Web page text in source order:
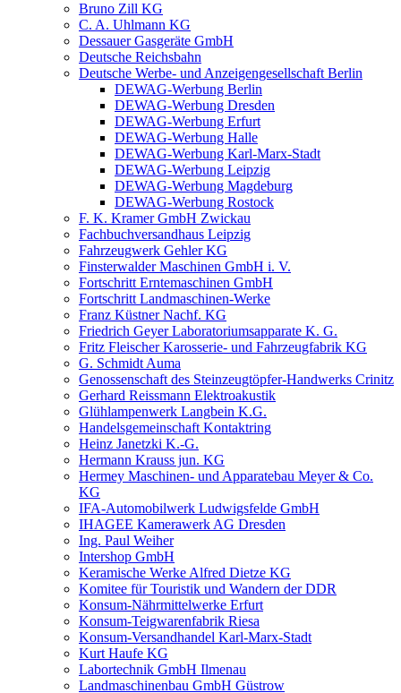
Bruno Zill KG
C. A. Uhlmann KG
Dessauer Gasgeräte GmbH
Deutsche Reichsbahn
Deutsche Werbe- und Anzeigengesellschaft Berlin
DEWAG-Werbung Berlin
DEWAG-Werbung Dresden
DEWAG-Werbung Erfurt
DEWAG-Werbung Halle
DEWAG-Werbung Karl-Marx-Stadt
DEWAG-Werbung Leipzig
DEWAG-Werbung Magdeburg
DEWAG-Werbung Rostock
F. K. Kramer GmbH Zwickau
Fachbuchversandhaus Leipzig
Fahrzeugwerk Gehler KG
Finsterwalder Maschinen GmbH i. V.
Fortschritt Erntemaschinen GmbH
Fortschritt Landmaschinen-Werke
Franz Küstner Nachf. KG
Friedrich Geyer Laboratoriumsapparate K. G.
Fritz Fleischer Karosserie- und Fahrzeugfabrik KG
G. Schmidt Auma
Genossenschaft des Steinzeugtöpfer-Handwerks Crinitz
Gerhard Reissmann Elektroakustik
Glühlampenwerk Langbein K.G.
Handelsgemeinschaft Kontaktring
Heinz Janetzki K.-G.
Hermann Krauss jun. KG
Hermey Maschinen- und Apparatebau Meyer & Co.
KG
IFA-Automobilwerk Ludwigsfelde GmbH
IHAGEE Kamerawerk AG Dresden
Ing. Paul Weiher
Intershop GmbH
Keramische Werke Alfred Dietze KG
Komitee für Touristik und Wandern der DDR
Konsum-Nährmittelwerke Erfurt
Konsum-Teigwarenfabrik Riesa
Konsum-Versandhandel Karl-Marx-Stadt
Kurt Haufe KG
Labortechnik GmbH Ilmenau
Landmaschinenbau GmbH Güstrow